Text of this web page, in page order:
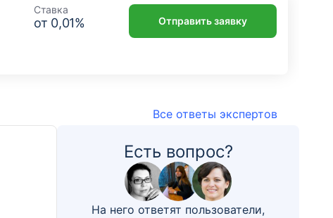
Ставка
от 0,01% Отправить заявку
Все ответы экспертов
Есть вопрос?
На него ответят пользователи,